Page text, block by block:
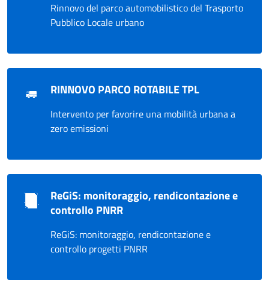
Rinnovo del parco automobilistico del Trasporto
Pubblico Locale urbano
RINNOVO PARCO ROTABILE TPL
Intervento per favorire una mobilità urbana a
zero emissioni
ReGiS: monitoraggio, rendicontazione e
controllo PNRR
ReGiS: monitoraggio, rendicontazione e
controllo progetti PNRR